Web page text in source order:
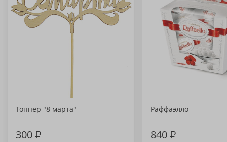
Топпер "8 марта"
300₽
Раффаэлло
840₽